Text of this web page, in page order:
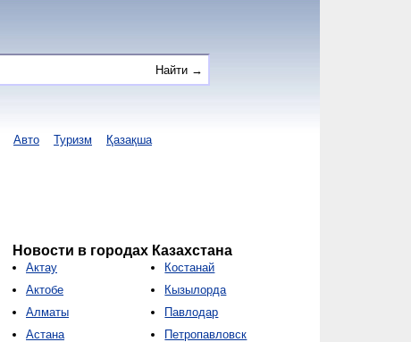
Авто Туризм Қазақша
Новости в городах Казахстана
Актау
Актобе
Алматы
Астана
Костанай
Кызылорда
Павлодар
Петропавловск